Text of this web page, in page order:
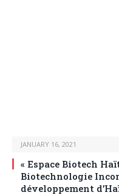
JANUARY 16, 2021
« Espace Biotech
Biotechnologie
développement